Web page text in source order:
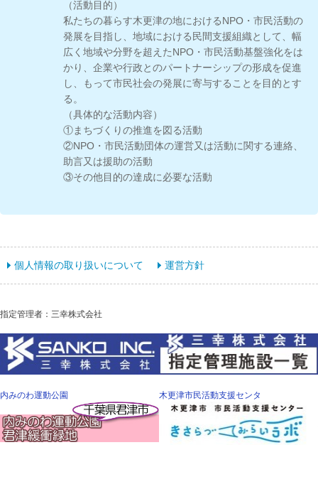
（活動目的）
私たちの暮らす木更津の地におけるNPO・市民活動の
発展を目指し、地域における民間支援組織として、幅
広く地域や分野を超えたNPO・市民活動基盤強化をは
かり、企業や行政とのパートナーシップの形成を促進
し、もって市民社会の発展に寄与することを目的とす
る。
（具体的な活動内容）
①まちづくりの推進を図る活動
②NPO・市民活動団体の運営又は活動に関する連絡、
助言又は援助の活動
③その他目的の達成に必要な活動
個人情報の取り扱いについて 運営方針
指定管理者：三幸株式会社